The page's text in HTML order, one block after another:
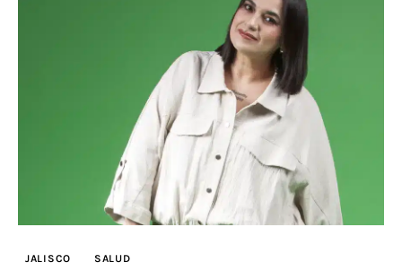
JALISCO SALUD